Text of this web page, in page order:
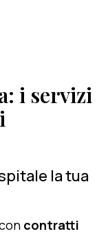
i servizi
la tua
contratti